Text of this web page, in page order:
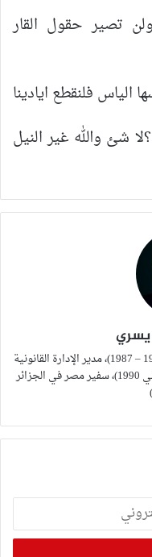
تصير حقول القار
الياس فلنقطع ايادينا
شئ والله غير النيل
يسري
دبلوماسي مصري، سفير مصر في مدغشقر (1983 – 1987)، مدير الإدارة القانونية
والمعاهدات بوزارة الخارجية المصرية (1987 إلي 1990)، سفير مصر في الجزائر